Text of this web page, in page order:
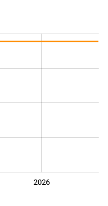
2026